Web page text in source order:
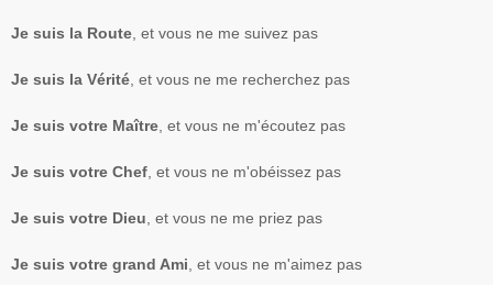
Je suis la Route , et vous ne me suivez pas
Je suis la Vérité , et vous ne me recherchez pas
Je suis votre Maître , et vous ne m'écoutez pas
Je suis votre Chef , et vous ne m'obéissez pas
Je suis votre Dieu , et vous ne me priez pas
Je suis votre grand Ami , et vous ne m'aimez pas